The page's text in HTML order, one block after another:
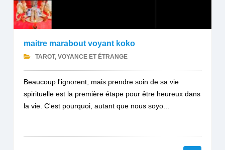
maitre marabout voyant koko
TAROT, VOYANCE ET ÉTRANGE
Beaucoup l'ignorent, mais prendre soin de sa vie
spirituelle est la première étape pour être heureux dans
la vie. C'est pourquoi, autant que nous soyo...